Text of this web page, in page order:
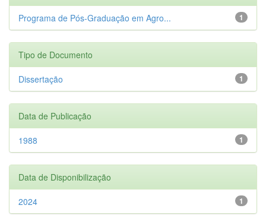
1
Programa de Pós-Graduação em Agro...
Tipo de Documento
1
Dissertação
Data de Publicação
1
1988
Data de Disponibilização
1
2024